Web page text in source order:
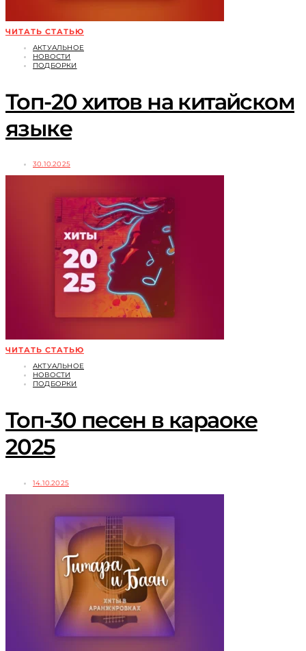
ЧИТАТЬ СТАТЬЮ
АКТУАЛЬНОЕ
НОВОСТИ
ПОДБОРКИ
Топ-20 хитов на китайском
языке
30.10.2025
ЧИТАТЬ СТАТЬЮ
АКТУАЛЬНОЕ
НОВОСТИ
ПОДБОРКИ
Топ-30 песен в караоке
2025
14.10.2025